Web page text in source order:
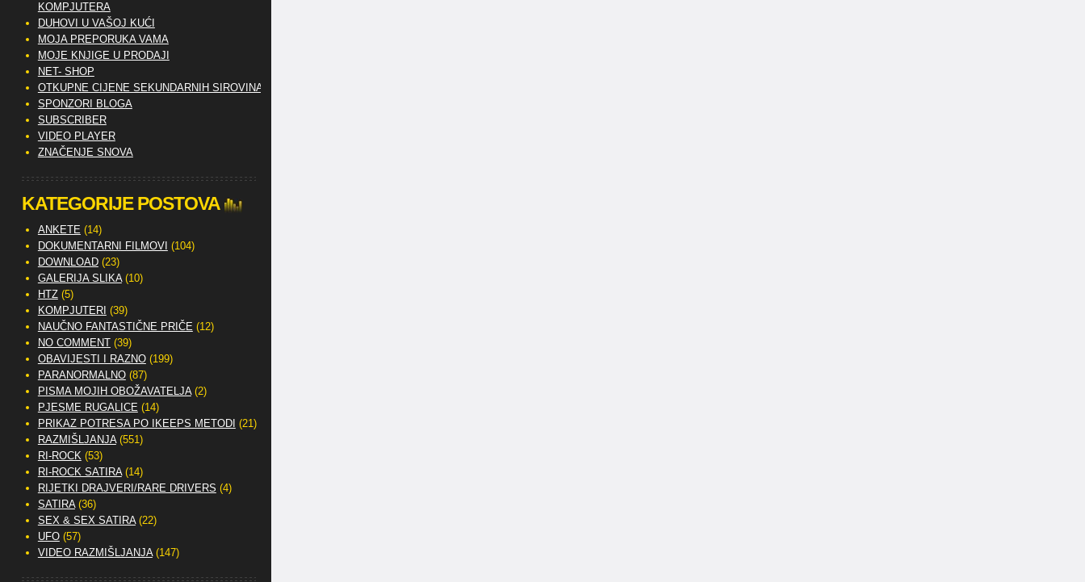
KOMPJUTERA
DUHOVI U VAŠOJ KUĆI
MOJA PREPORUKA VAMA
MOJE KNJIGE U PRODAJI
NET- SHOP
OTKUPNE CIJENE SEKUNDARNIH SIROVINA
SPONZORI BLOGA
SUBSCRIBER
VIDEO PLAYER
ZNAČENJE SNOVA
KATEGORIJE POSTOVA
ANKETE (14)
DOKUMENTARNI FILMOVI (104)
DOWNLOAD(23)
GALERIJA SLIKA(10)
HTZ(5)
KOMPJUTERI (39)
NAUČNO FANTASTIČNE PRIČE (12)
NO COMMENT(39)
OBAVIJESTI I RAZNO(199)
PARANORMALNO(87)
PISMA MOJIH OBOŽAVATELJA(2)
PJESME RUGALICE (14)
PRIKAZ POTRESA PO IKEEPS METODI (21)
RAZMIŠLJANJA(551)
RI-ROCK(53)
RI-ROCK SATIRA(14)
RIJETKI DRAJVERI/RARE DRIVERS (4)
SATIRA(36)
SEX & SEX SATIRA(22)
UFO(57)
VIDEO RAZMIŠLJANJA(147)